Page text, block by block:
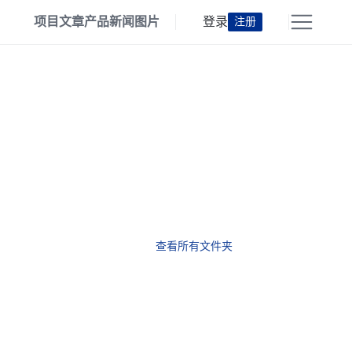
项目文章产品新闻 图片 登录 注册
查看所有文件夹